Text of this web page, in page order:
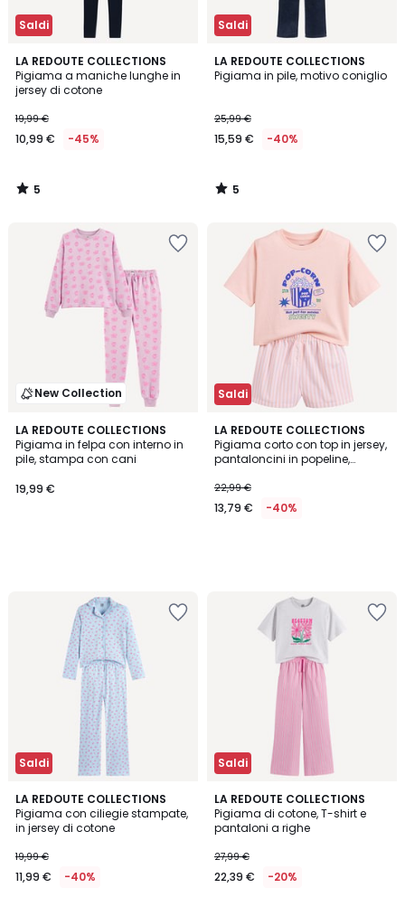
Saldi
LA REDOUTE COLLECTIONS
Pigiama a maniche lunghe in
jersey di cotone
19,99 €
10,99 € -45%
5
/
5
5
/
Saldi
LA REDOUTE COLLECTIONS
Pigiama in pile, motivo coniglio
25,99 €
15,59 € -40%
5
/
5
/
New Collection
LA REDOUTE COLLECTIONS
Pigiama in felpa con interno in
pile, stampa con cani
19,99 €
Saldi
LA REDOUTE COLLECTIONS
Pigiama corto con top in jersey,
pantaloncini in popeline,
22,99 €
13,79 € -40%
Saldi
LA REDOUTE COLLECTIONS
Pigiama con ciliegie stampate,
in jersey di cotone
19,99 €
11,99 € -40%
Saldi
LA REDOUTE COLLECTIONS
Pigiama di cotone, T-shirt e
pantaloni a righe
27,99 €
22,39 € -20%
5
/
5